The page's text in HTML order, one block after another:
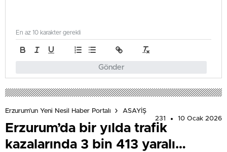
Gönder
En az 10 karakter gerekli
Erzurum'un Yeni Nesil Haber Portalı
ASAYİŞ
231
10 Ocak 2026
Erzurum’da bir yılda trafik
kazalarında 3 bin 413 yaralı…